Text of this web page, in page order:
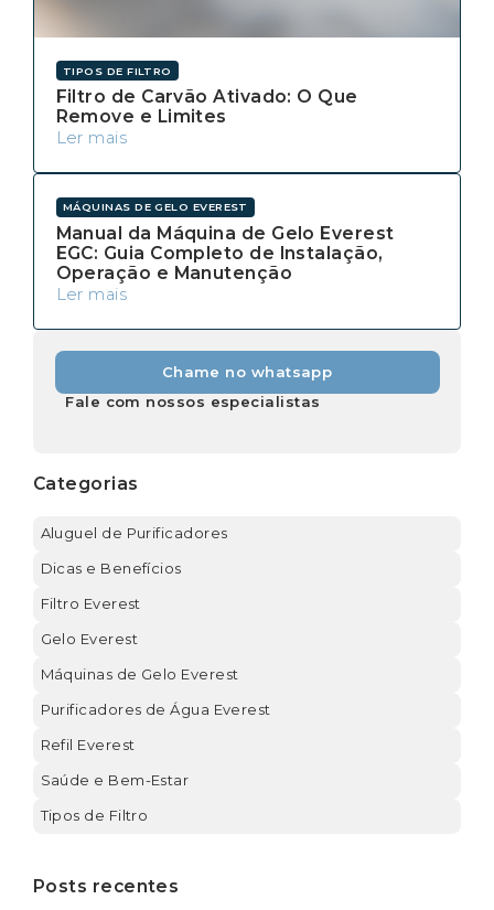
Fale com nossos especialistas
Chame no whatsapp
Categorias
Aluguel de Purificadores
Dicas e Benefícios
Filtro Everest
Gelo Everest
Máquinas de Gelo Everest
Purificadores de Água Everest
Refil Everest
Saúde e Bem-Estar
Tipos de Filtro
Posts recentes
TIPOS DE FILTRO
Filtro de Carvão Ativado: O Que
Remove e Limites
Ler mais
MÁQUINAS DE GELO EVEREST
Manual da Máquina de Gelo Everest
EGC: Guia Completo de Instalação,
Operação e Manutenção
Ler mais